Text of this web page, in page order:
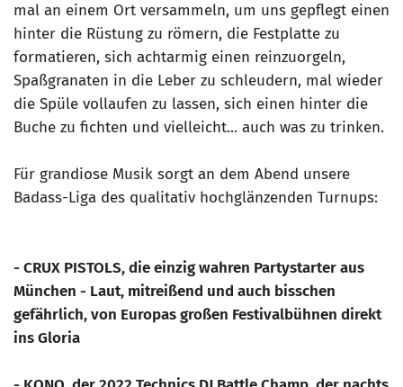
mal an einem Ort versammeln, um uns gepflegt einen
hinter die Rüstung zu römern, die Festplatte zu
formatieren, sich achtarmig einen reinzuorgeln,
Spaßgranaten in die Leber zu schleudern, mal wieder
die Spüle vollaufen zu lassen, sich einen hinter die
Buche zu fichten und vielleicht... auch was zu trinken.
Für grandiose Musik sorgt an dem Abend unsere
Badass-Liga des qualitativ hochglänzenden Turnups:
- CRUX PISTOLS, die einzig wahren Partystarter aus
München - Laut, mitreißend und auch bisschen
gefährlich, von Europas großen Festivalbühnen direkt
ins Gloria